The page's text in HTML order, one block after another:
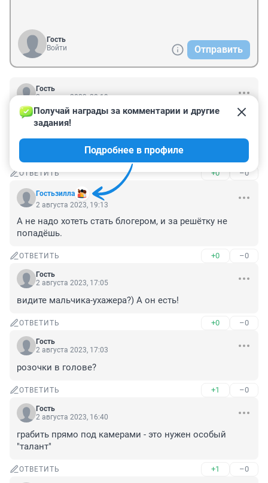
Гость
Войти
Отправить
Гость
2 августа 2023, 20:19
Времена, нравы... Продавщицы - вот их тема,
нынешнего так называемого криминалитета. Бабу
простую на любовь развёл, на криминал подбил, ну
чё, пацан ! Как это низко.
ОТВЕТИТЬ +0 –0
Гостьзилла
Получай награды за комментарии и другие
задания!
Подробнее в профиле
2 августа 2023, 19:13
А не надо хотеть стать блогером, и за решётку не
попадёшь.
ОТВЕТИТЬ +0 –0
Гость
2 августа 2023, 17:05
видите мальчика-ухажера?) А он есть!
ОТВЕТИТЬ +0 –0
Гость
2 августа 2023, 17:03
розочки в голове?
ОТВЕТИТЬ +1 –0
Гость
2 августа 2023, 16:40
грабить прямо под камерами - это нужен особый
"талант"
ОТВЕТИТЬ +1 –0